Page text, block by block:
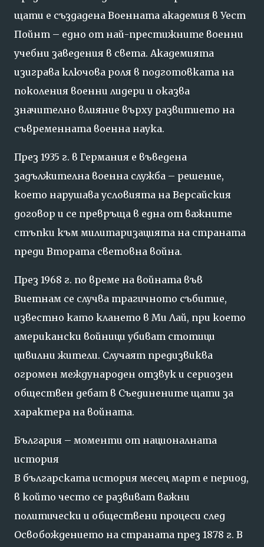
щати е създадена Военната академия в Уест
Пойнт – едно от най-престижните военни
учебни заведения в света. Академията
изиграва ключова роля в подготовката на
поколения военни лидери и оказва
значително влияние върху развитието на
съвременната военна наука.
През 1935 г. в Германия е въведена
задължителна военна служба – решение,
което нарушаваусловията на Версайския
договор и се превръща в една от важните
стъпки към милитаризацията на страната
преди Втората световна война.
През 1968 г. по време на войната във
Виетнам се случва трагичното събитие,
известно като клането в Ми Лай, при което
американски войнициубиват стотици
цивилнижители. Случаят предизвиква
огромен международен отзвук и сериозен
обществен дебат в Съединените щати за
характера на войната.
България – моменти от националната
история
В българската история месец март е период,
в който често се развиват важни
политически и обществени процеси след
Освобождението на страната през 1878 г. В